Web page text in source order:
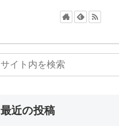
最近の投稿